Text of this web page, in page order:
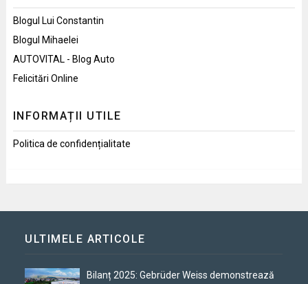
Blogul Lui Constantin
Blogul Mihaelei
AUTOVITAL - Blog Auto
Felicitări Online
INFORMAȚII UTILE
Politica de confidențialitate
ULTIMELE ARTICOLE
Bilanț 2025: Gebrüder Weiss demonstrează